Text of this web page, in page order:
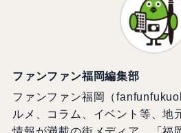
ファンファン福岡編集部
ファンファン福岡（
ルメ、コラム、イベント等、地